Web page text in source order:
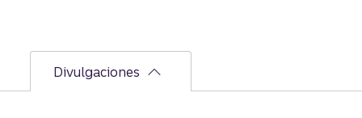
Divulgaciones